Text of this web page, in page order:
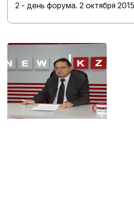
2 - день форума. 2 октября